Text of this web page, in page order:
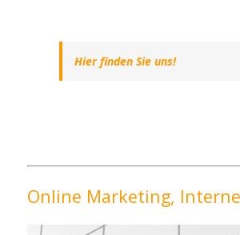
Hier finden Sie uns!
Online Marketing,